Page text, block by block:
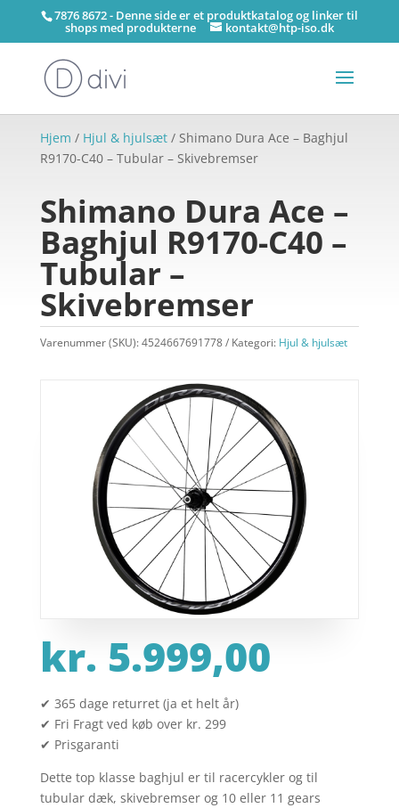
7876 8672 - Denne side er et produktkatalog og linker til
shops med produkterne kontakt@htp-iso.dk
Hjem / Hjul & hjulsæt/ Shimano Dura Ace – Baghjul
R9170-C40 – Tubular – Skivebremser
Shimano Dura Ace –
Baghjul R9170-C40 –
Tubular –
Skivebremser
Varenummer (SKU):4524667691778 Kategori: Hjul & hjulsæt
kr. 5.999,00
✔ 365 dage returret (ja et helt år)
✔ Fri Fragt ved køb over kr. 299
✔ Prisgaranti
Dette top klasse baghjul er til racercykler og til
tubular dæk, skivebremser og 10 eller 11 gears